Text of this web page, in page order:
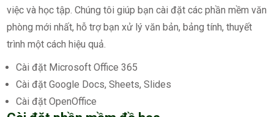
việc và học tập. Chúng tôi giúp bạn cài đặt các phần mềm văn
phòng mới nhất, hỗ trợ bạn xử lý văn bản, bảng tính, thuyết
trình một cách hiệu quả.
Cài đặt Microsoft Office 365
Cài đặt Google Docs, Sheets, Slides
Cài đặt OpenOffice